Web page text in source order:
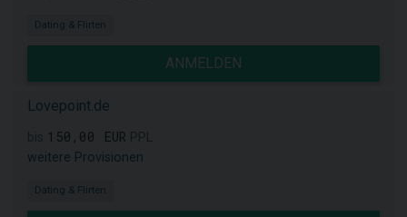
Dating & Flirten
ANMELDEN
Lovepoint.de
150,00 EUR
weitere Provisionen
Dating & Flirten